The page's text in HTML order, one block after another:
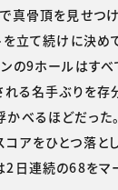
真骨頂を見せつ
を立て続けに決め
の9ホールはすべ
れる名手ぶりを存
べるほどだった。
アをひとつ落と
2日連続の68をマ